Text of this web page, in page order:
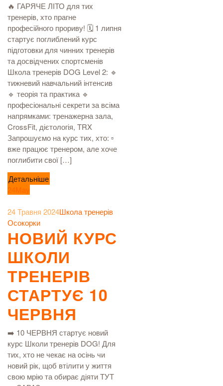
🔥 ГАРЯЧЕ ЛІТО для тих
тренерів, хто прагне
професійного прориву! 🗓️ 1 липня
стартує поглиблений курс
підготовки для чинних тренерів
та досвідчених спортсменів
Школа тренерів DOG Level 2: 🔹
тижневий навчальний інтенсив
🔹 теорія та практика 🔹
професіональні секрети за всіма
напрямками: тренажерна зала,
CrossFit, дієтологія, TRX
Запрошуємо на курс тих, хто: ▫️
вже працює тренером, але хоче
поглибити свої […]
Детальніше
24May
24 Травня 2024Школа тренерів
Осокорки
НОВИЙ КУРС
ШКОЛИ
ТРЕНЕРІВ
СТАРТУЄ 10
ЧЕРВНЯ
➡️ 10 ЧЕРВНЯ стартує новий
курс Школи тренерів DOG! Для
тих, хто не чекає на осінь чи
новий рік, щоб втілити у життя
свою мрію та обирає діяти ТУТ